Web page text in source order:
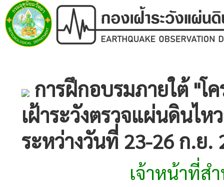
การฝึกอบรมภายใต้ "โ
เฝ้าระวังตรวจแผ่นดินไ
ระหว่างวันที่ 23-26 ก.ย.
เจ้าหน้าที่สำนักเฝ้